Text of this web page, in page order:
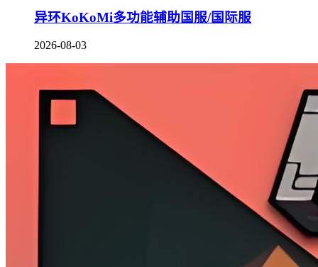
异环KoKoMi多功能辅助国服/国际服
2026-08-03